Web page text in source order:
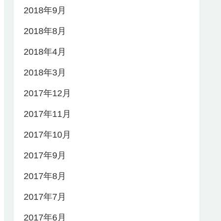
2018年9月
2018年8月
2018年4月
2018年3月
2017年12月
2017年11月
2017年10月
2017年9月
2017年8月
2017年7月
2017年6月